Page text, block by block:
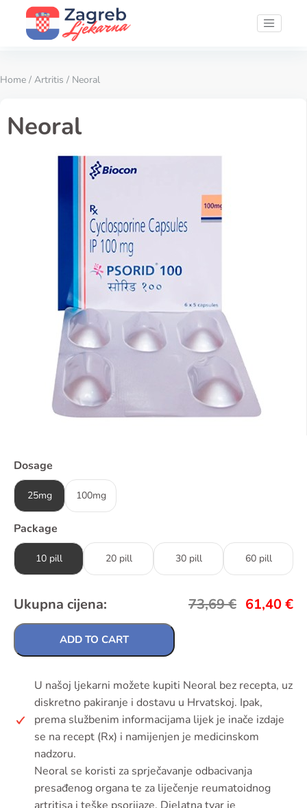
Home / Artritis / Neoral
Neoral
Dosage
25mg 100mg
Package
10 pill 20 pill 30 pill 60 pill
Ukupna cijena: 73,69€ 61,40€
ADD TO CART
U našoj ljekarni možete kupiti Neoral bez recepta, uz
diskretno pakiranje i dostavu u Hrvatskoj. Ipak,
prema službenim informacijama lijek je inače izdaje
se na recept (Rx) i namijenjen je medicinskom
nadzoru.
Neoral se koristi za sprječavanje odbacivanja
presađenog organa te za liječenje reumatoidnog